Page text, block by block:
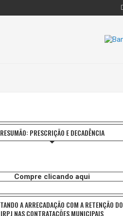
RESUMÃO: PRESCRIÇÃO E DECADÊNCIA
Compre clicando aqui
A ARRECADAÇÃO COM A RETENÇÃO DO
IRPJ NAS CONTRATAÇÕES MUNICIPAIS